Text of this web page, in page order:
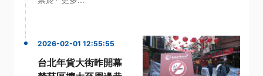
2026-02-01 12:55:55
台北年貨大街昨開幕